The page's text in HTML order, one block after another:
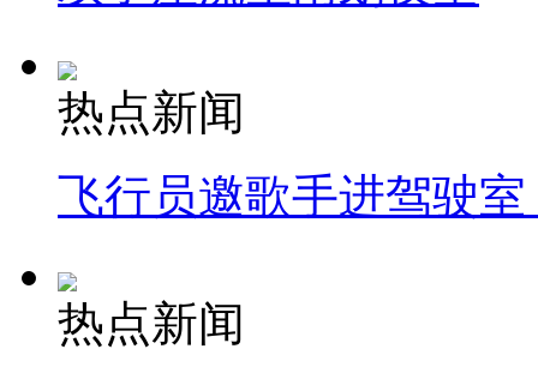
热点新闻
飞行员邀歌手进驾驶
热点新闻